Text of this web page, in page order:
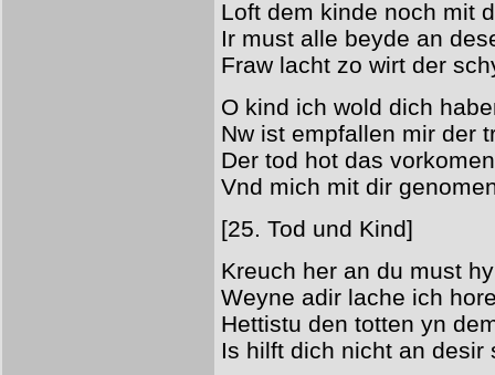
Loft dem kinde noch mit
Ir must alle beyde an
Fraw lacht zo wirt der
O kind ich wold dich
Nw ist empfallen mir der
Der tod hot das vorkomen
Vnd mich mit dir
[25. Tod und Kind]
Kreuch her an du must
Weyne adir lache ich
Hettistu den totten yn
Is hilft dich nicht an desir